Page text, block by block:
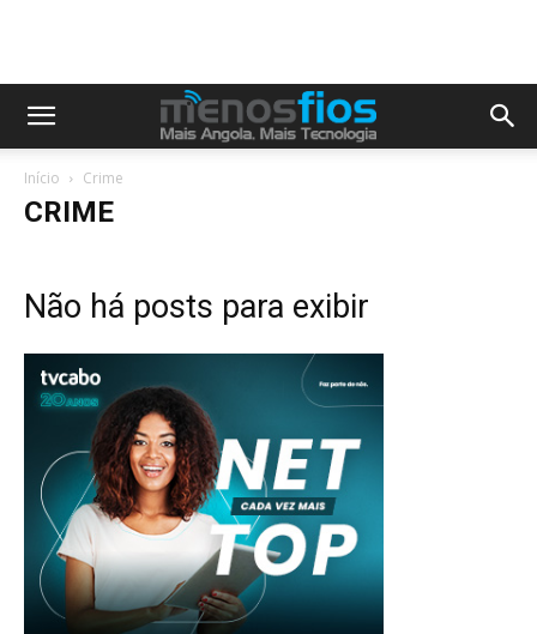
Início Crime
CRIME
Não há posts para exibir